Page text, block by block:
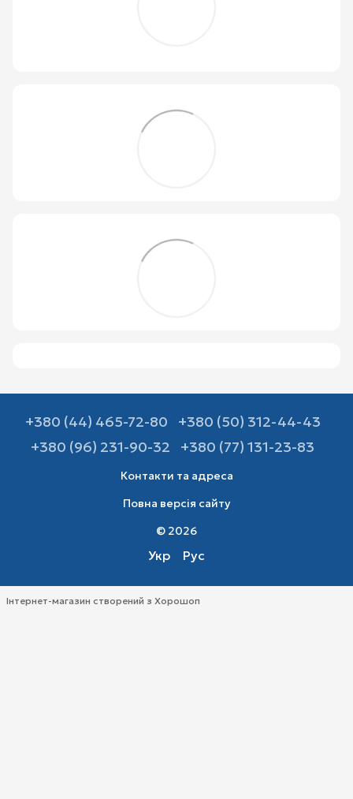
+380 (44) 465-72-80
+380 (50) 312-44-43
+380 (96) 231-90-32
+380 (77) 131-23-83
Контакти та адреса
Повна версія сайту
© 2026
Укр Рус
Інтернет-магазин створений з Хорошоп